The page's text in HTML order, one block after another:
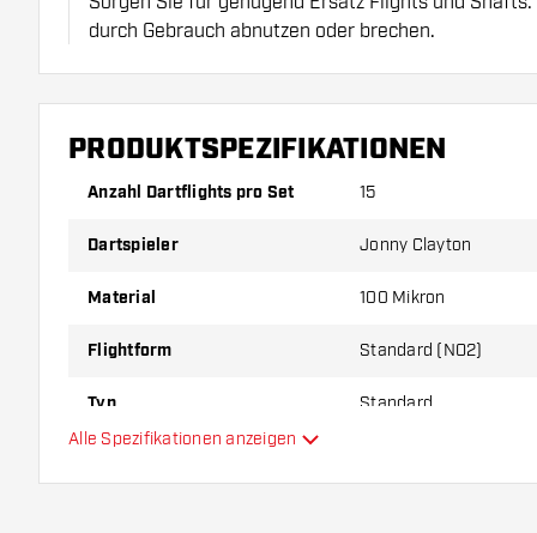
durch Gebrauch abnutzen oder brechen.
Probieren Sie eine andere Form, ein anderes
Ihnen passt!
PRODUKTSPEZIFIKATIONEN
Anzahl Dartflights pro Set 15
Dartspieler Jonny Clayton
Material 100 Mikron
Flightform Standard (NO2)
Typ Standard
Alle Spezifikationen anzeigen